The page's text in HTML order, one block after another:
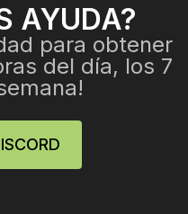
AYUDA?
para obtener
del día, los 7